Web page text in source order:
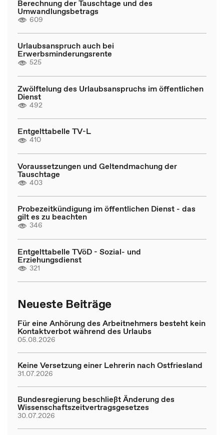
Berechnung der Tauschtage und des
Umwandlungsbetrags
609
Urlaubsanspruch auch bei
Erwerbsminderungsrente
525
Zwölftelung des Urlaubsanspruchs im öffentlichen
Dienst
492
Entgelttabelle TV-L
410
Voraussetzungen und Geltendmachung der
Tauschtage
403
Probezeitkündigung im öffentlichen Dienst - das
gilt es zu beachten
346
Entgelttabelle TVöD - Sozial- und
Erziehungsdienst
321
Neueste Beiträge
Für eine Anhörung des Arbeitnehmers besteht kein
Kontaktverbot während des Urlaubs
05.08.2026
Keine Versetzung einer Lehrerin nach Ostfriesland
31.07.2026
Bundesregierung beschließt Änderung des
Wissenschaftszeitvertragsgesetzes
30.07.2026